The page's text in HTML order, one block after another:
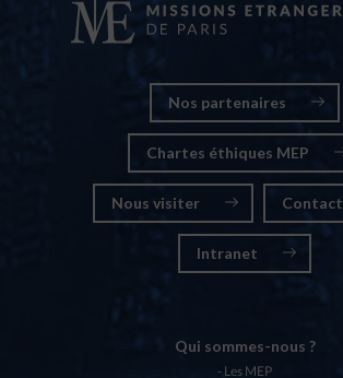
Nos partenaires
Chartes éthiques MEP
Nous visiter Contact
Intranet
Qui sommes-nous ?
Les MEP